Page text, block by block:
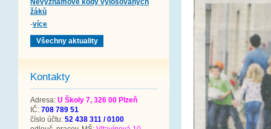
Nevýznamové kódy vylosovaných
žáků
-více
Všechny aktuality
Kontakty
Adresa: U Školy 7, 326 00 Plzeň
IČ: 708 789 51
číslo účtu: 52 438 311 / 0100